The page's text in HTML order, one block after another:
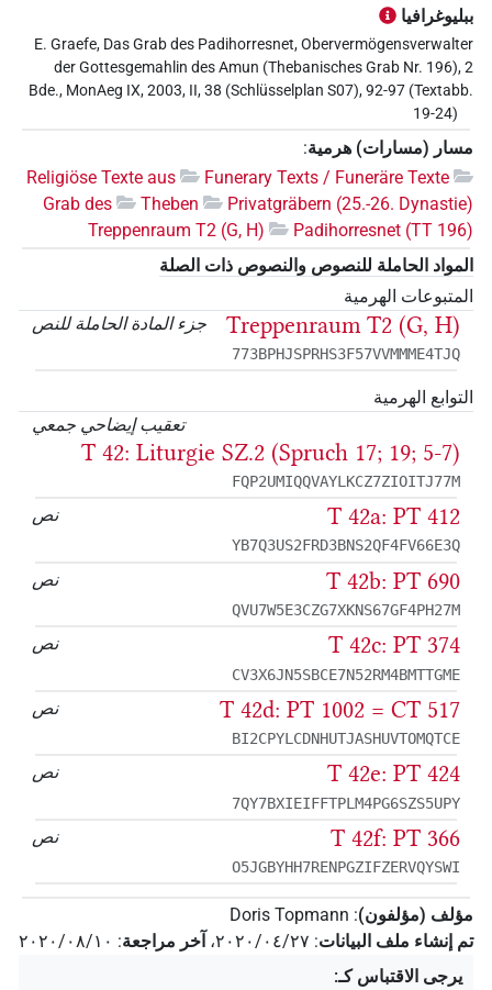
ببليوغرافيا
E. Graefe, Das Grab des Padihorresnet, Obervermögensverwalter
der Gottesgemahlin des Amun (Thebanisches Grab Nr. 196), 2
Bde., MonAeg IX, 2003, II, 38 (Schlüsselplan S07), 92-97 (Textabb.
19-24)
مسار (مسارات) هرمية:
Funerary Texts / Funeräre Texte
Religiöse Texte aus
Privatgräbern (25.-26. Dynastie)
Theben
Grab des
Padihorresnet (TT 196)
Treppenraum T2 (G, H)
المواد الحاملة للنصوص والنصوص ذات الصلة
المتبوعات الهرمية
جزء المادة الحاملة للنص
Treppenraum T2 (G, H)
773BPHJSPRHS3F57VVMMME4TJQ
التوابع الهرمية
تعقيب إيضاحي جمعي
T 42: Liturgie SZ.2 (Spruch 17; 19; 5-7)
FQP2UMIQQVAYLKCZ7ZIOITJ77M
نص T 42a: PT 412
YB7Q3US2FRD3BNS2QF4FV66E3Q
نص T 42b: PT 690
QVU7W5E3CZG7XKNS67GF4PH27M
نص T 42c: PT 374
CV3X6JN5SBCE7N52RM4BMTTGME
نص T 42d: PT 1002 = CT 517
BI2CPYLCDNHUTJASHUVTOMQTCE
نص T 42e: PT 424
7QY7BXIEIFFTPLM4PG6SZS5UPY
نص T 42f: PT 366
O5JGBYHH7RENPGZIFZERVQYSWI
مؤلف (مؤلفون):
Doris Topmann
تم إنشاء ملف البيانات: ٢٠٢٠/٠٤/٢٧، آخر مراجعة: ٢٠٢٠/٠٨/١٠
يرجى الاقتباس كـ: